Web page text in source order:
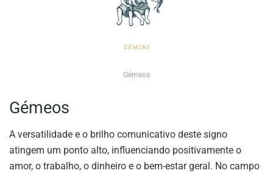
Gémeos
Gémeos
A versatilidade e o brilho comunicativo deste signo
atingem um ponto alto, influenciando positivamente o
amor, o trabalho, o dinheiro e o bem-estar geral. No campo